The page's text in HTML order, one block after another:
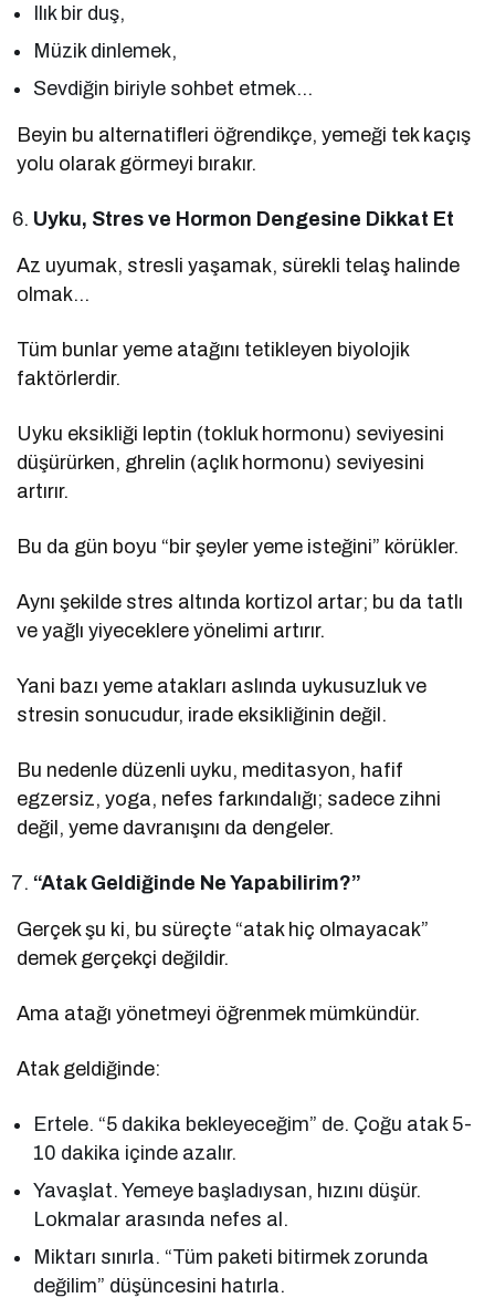
Ilık bir duş,
Müzik dinlemek,
Sevdiğin biriyle sohbet etmek…
Beyin bu alternatifleri öğrendikçe, yemeği tek kaçış
yolu olarak görmeyi bırakır.
Uyku, Stres ve Hormon Dengesine Dikkat Et
Az uyumak, stresli yaşamak, sürekli telaş halinde
olmak…
Tüm bunlar yeme atağını tetikleyen biyolojik
faktörlerdir.
Uyku eksikliği leptin (tokluk hormonu) seviyesini
düşürürken, ghrelin (açlık hormonu) seviyesini
artırır.
Bu da gün boyu “bir şeyler yeme isteğini” körükler.
Aynı şekilde stres altında kortizol artar; bu da tatlı
ve yağlı yiyeceklere yönelimi artırır.
Yani bazı yeme atakları aslında uykusuzluk ve
stresin sonucudur, irade eksikliğinin değil.
Bu nedenle düzenli uyku, meditasyon, hafif
egzersiz, yoga, nefes farkındalığı; sadece zihni
değil, yeme davranışını da dengeler.
“Atak Geldiğinde Ne Yapabilirim?”
Gerçek şu ki, bu süreçte “atak hiç olmayacak”
demek gerçekçi değildir.
Ama atağı yönetmeyi öğrenmek mümkündür.
Atak geldiğinde:
Ertele. “5 dakika bekleyeceğim” de. Çoğu atak 5-
10 dakika içinde azalır.
Yavaşlat. Yemeye başladıysan, hızını düşür.
Lokmalar arasında nefes al.
Miktarı sınırla. “Tüm paketi bitirmek zorunda
değilim” düşüncesini hatırla.